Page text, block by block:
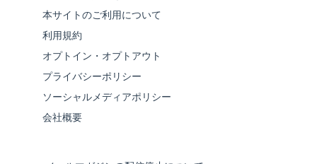
本サイトのご利用について
利用規約
オプトイン・オプトアウト
プライバシーポリシー
ソーシャルメディアポリシー
会社概要